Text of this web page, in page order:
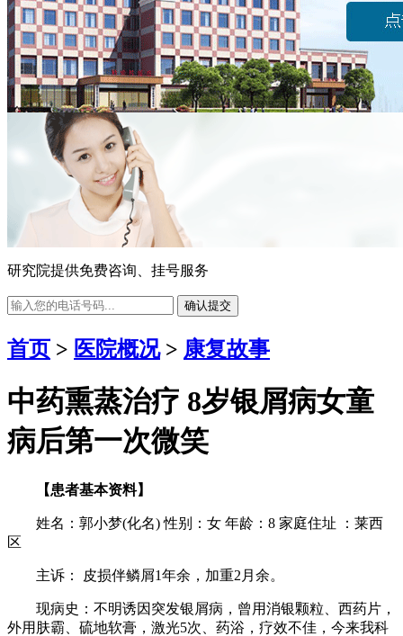
研究院提供免费咨询、挂号服务
确认提交
首页 > 医院概况> 康复故事
中药熏蒸治疗 8岁银屑病女童
病后第一次微笑
【患者基本资料】
姓名：郭小梦(化名) 性别：女 年龄：8 家庭住址 ：莱西
区
主诉： 皮损伴鳞屑1年余，加重2月余。
现病史：不明诱因突发银屑病，曾用消银颗粒、西药片，
外用肤霸、硫地软膏，激光5次、药浴，疗效不佳，今来我科